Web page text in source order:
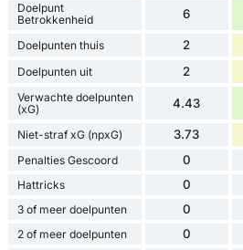
Doelpunt
Betrokkenheid
6
Doelpunten thuis 2
Doelpunten uit 2
Verwachte doelpunten
(xG)
4.43
Niet-straf xG (npxG) 3.73
Penalties Gescoord 0
Hattricks 0
3 of meer doelpunten 0
2 of meer doelpunten 0